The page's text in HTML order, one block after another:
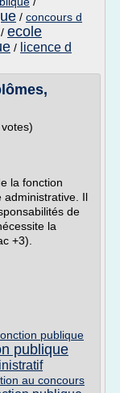
/ concours d
/ ecole
/ licence d
la fonction
administrative. Il
de
la
+3).
publique
publique
au concours